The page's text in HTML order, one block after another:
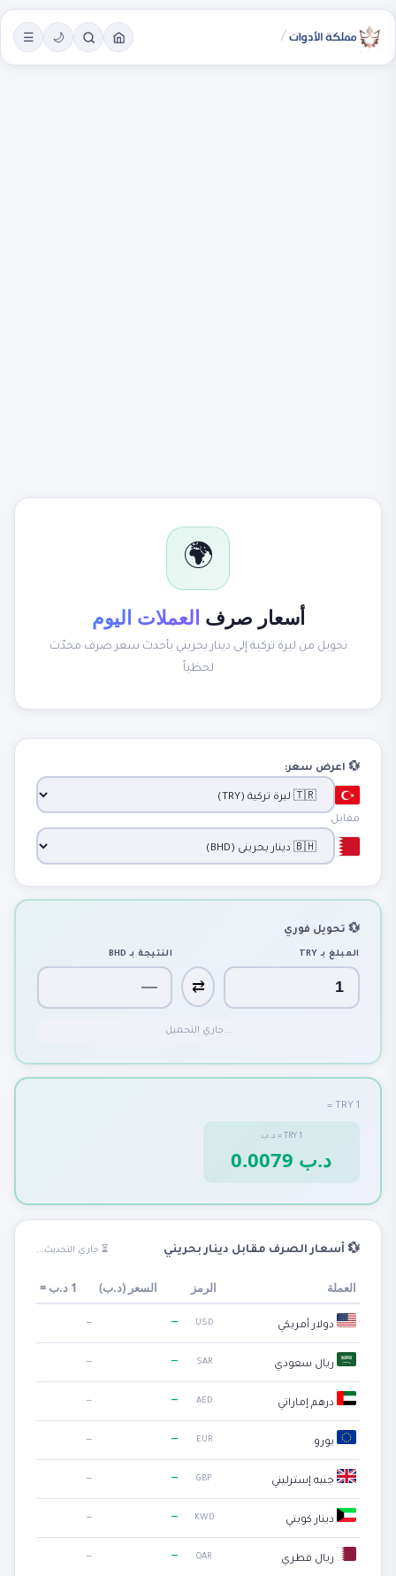
/
🌙
☰
🌍
أسعار صرف العملات اليوم
تحويل من ليرة تركية إلى دينار بحريني بأحدث سعر صرف محدّث
لحظياً
💱 اعرض سعر:
مقابل
💱 تحويل فوري
المبلغ بـ TRY
⇄
النتيجة بـ BHD
جاري التحميل...
1 TRY =
1
TRY
= د.ب
0.0079 د.ب
💱 أسعار الصرف مقابل دينار بحريني ⏳ جاري التحديث...
العملة الرمز السعر (د.ب)
1 د.ب =
دولار أمريكي USD
—
—
ريال سعودي SAR
—
—
درهم إماراتي AED
—
—
يورو EUR
—
—
جنيه إسترليني GBP
—
—
دينار كويتي KWD
—
—
ريال قطري QAR
—
—